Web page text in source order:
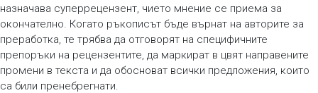
назначава суперрецензент, чието мнение се приема за
окончателно. Когато ръкописът бъде върнат на авторите за
преработка, те трябва да отговорят на специфичните
препоръки на рецензентите, да маркират в цвят направените
промени в текста и да обосноват всички предложения, които
са били пренебрегнати.